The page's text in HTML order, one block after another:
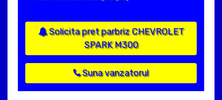
Solicita pret parbriz CHEVROLET
SPARK M300
Suna vanzatorul